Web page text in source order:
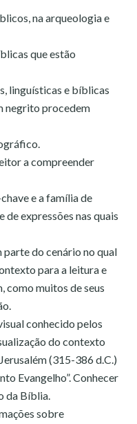
na arqueologia e
que estão
linguísticas e bíblicas
negrito procedem
a compreender
e a família de
expressões nas quais
do cenário no qual
para a leitura e
como muitos de seus
conhecido pelos
do contexto
(315-386 d.C.)
Evangelho”. Conhecer
da Bíblia.
sobre